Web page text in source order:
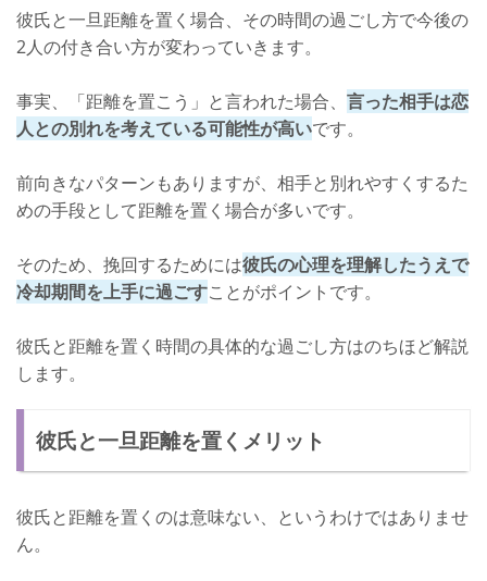
彼氏と一旦距離を置く場合、その時間の過ごし方で今後の
2人の付き合い方が変わっていきます。
事実、「距離を置こう」と言われた場合、 言った相手は恋
人との別れを考えている可能性が高いです。
前向きなパターンもありますが、相手と別れやすくするた
めの手段として距離を置く場合が多いです。
そのため、挽回するためには彼氏の心理を理解したうえで
冷却期間を上手に過ごすことがポイントです。
彼氏と距離を置く時間の具体的な過ごし方はのちほど解説
します。
彼氏と一旦距離を置くメリット
彼氏と距離を置くのは意味ない、というわけではありませ
ん。